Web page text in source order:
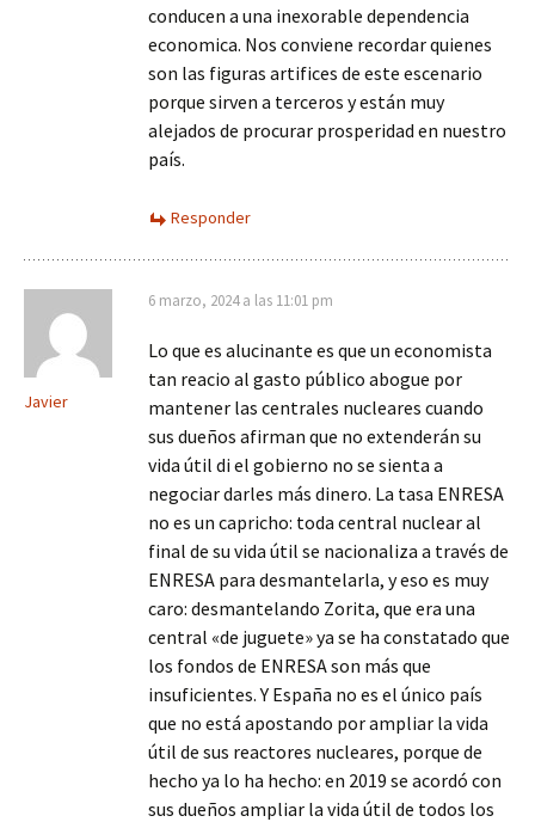
conducen a una inexorable dependencia
economica. Nos conviene recordar quienes
son las figuras artifices de este escenario
porque sirven a terceros y están muy
alejados de procurar prosperidad en nuestro
país.
Responder
Javier
6 marzo, 2024 a las 11:01 pm
Lo que es alucinante es que un economista
tan reacio al gasto público abogue por
mantener las centrales nucleares cuando
sus dueños afirman que no extenderán su
vida útil di el gobierno no se sienta a
negociar darles más dinero. La tasa ENRESA
no es un capricho: toda central nuclear al
final de su vida útil se nacionaliza a través de
ENRESA para desmantelarla, y eso es muy
caro: desmantelando Zorita, que era una
central «de juguete» ya se ha constatado que
los fondos de ENRESA son más que
insuficientes. Y España no es el único país
que no está apostando por ampliar la vida
útil de sus reactores nucleares, porque de
hecho ya lo ha hecho: en 2019 se acordó con
sus dueños ampliar la vida útil de todos los